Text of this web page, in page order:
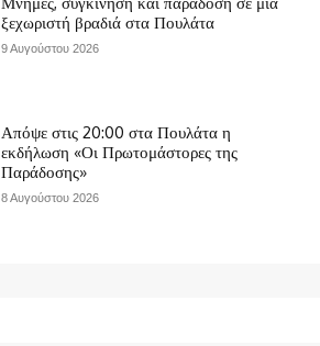
ξεχωριστή βραδιά στα Πουλάτα
9 Αυγούστου 2026
Απόψε στις 20:00 στα Πουλάτα η
εκδήλωση «Οι Πρωτομάστορες της
Παράδοσης»
8 Αυγούστου 2026